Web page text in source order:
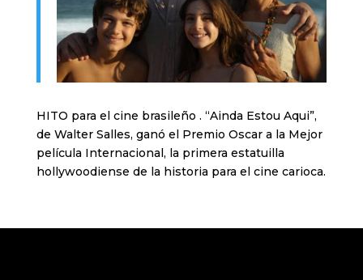
HITO para el cine brasileño . “Ainda Estou Aqui”,
de Walter Salles, ganó el Premio Oscar a la Mejor
película Internacional, la primera estatuilla
hollywoodiense de la historia para el cine carioca.